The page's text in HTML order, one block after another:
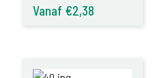
Vanaf €2,38